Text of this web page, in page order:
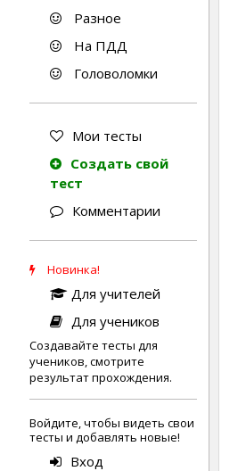
Разное
На ПДД
Головоломки
Мои тесты
Создать свой
тест
Комментарии
Новинка!
Для учителей
Для учеников
Создавайте тесты для
учеников, смотрите
результат прохождения.
Войдите, чтобы видеть свои
тесты и добавлять новые!
Вход